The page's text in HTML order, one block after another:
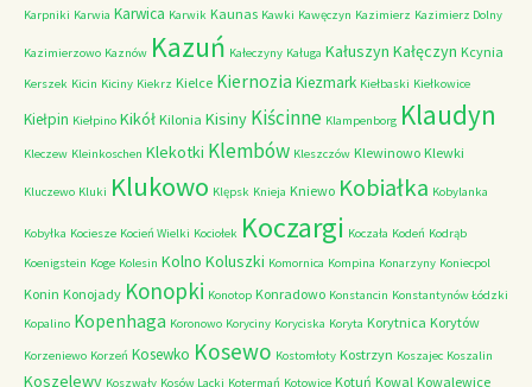
Karpniki Karwia Karwica Karwik Kaunas Kawki Kawęczyn Kazimierz Kazimierz Dolny
Kazimierzowo Kaznów Kazuń Kałeczyny Kaługa Kałuszyn Kałęczyn Kcynia
Kerszek Kicin Kiciny Kiekrz Kielce Kiernozia Kiezmark Kiełbaski Kiełkowice
Kiełpin Kiełpino Kikół Kilonia Kisiny Kiścinne Klampenborg Klaudyn
Kleczew Kleinkoschen Klekotki Klembów Kleszczów Klewinowo Klewki
Kluczewo Kluki Klukowo Klępsk Knieja Kniewo Kobiałka Kobylanka
Kobyłka Kociesze Kocień Wielki Kociołek Koczargi Koczała Kodeń Kodrąb
Koenigstein Koge Kolesin Kolno Koluszki Komornica Kompina Konarzyny Koniecpol
Konin Konojady Konopki Konotop Konradowo Konstancin Konstantynów Łódzki
Kopalino Kopenhaga Koronowo Koryciny Koryciska Koryta Korytnica Korytów
Korzeniewo Korzeń Kosewko Kosewo Kostomłoty Kostrzyn Koszajec Koszalin
Koszelewy Koszwały Kosów Lacki Kotermań Kotowice Kotuń Kowal Kowalewice